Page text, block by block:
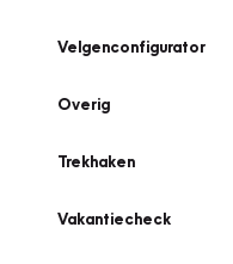
Velgenconfigurator
Overig
Trekhaken
Vakantiecheck